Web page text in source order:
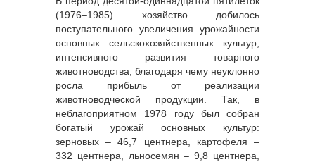
(1976–1985) хозяйство добилось
поступательного увеличения урожайности
основных сельскохозяйственных культур,
интенсивного развития товарного
животноводства, благодаря чему неуклонно
росла прибыль от реализации
животноводческой продукции. Так, в
неблагоприятном 1978 году был собран
богатый урожай основных культур:
зерновых – 46,7 центнера, картофеля –
332 центнера, льносемян – 9,8 центнера,